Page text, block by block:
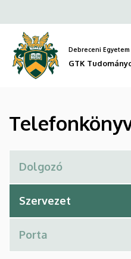
GTK
Tudományos
Diákkör
a
tartalomra
Debreceni Egyetem
GTK